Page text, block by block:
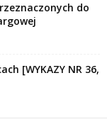
do
[WYKAZY NR 36,